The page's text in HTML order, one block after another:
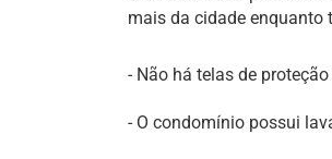
mais da cidade enquanto
- Não há telas de
- O condomínio possui